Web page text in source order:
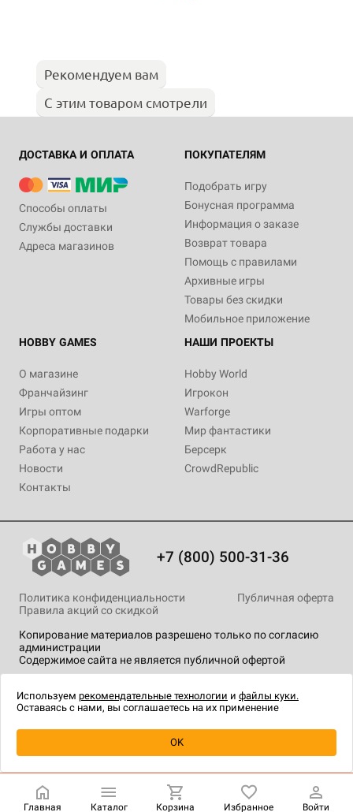
Купить
Рекомендуем вам
С этим товаром смотрели
ДОСТАВКА И ОПЛАТА
Способы оплаты
Службы доставки
Адреса магазинов
ПОКУПАТЕЛЯМ
Подобрать игру
Бонусная программа
Информация о заказе
Возврат товара
Помощь с правилами
Архивные игры
Товары без скидки
Мобильное приложение
HOBBY GAMES
О магазине
Франчайзинг
Игры оптом
Корпоративные подарки
Работа у нас
Новости
Контакты
НАШИ ПРОЕКТЫ
Hobby World
Игрокон
Warforge
Мир фантастики
Берсерк
CrowdRepublic
+7 (800) 500-31-36
Копирование материалов разрешено только по согласию
администрации
Содержимое сайта не является публичной офертой
Политика конфиденциальности
Публичная оферта
Правила акций со скидкой
технологии.
Главная Каталог Корзина Избранное Войти
Используем рекомендательные технологии и файлы куки.
Оставаясь с нами, вы соглашаетесь на их применение
OK